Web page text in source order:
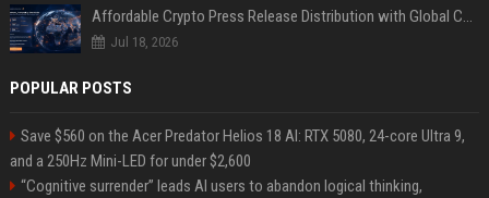
Affordable Crypto Press Release Distribution with Global Coverage
Jul 18, 2026
POPULAR POSTS
Save $560 on the Acer Predator Helios 18 AI: RTX 5080, 24-core Ultra 9,
and a 250Hz Mini-LED for under $2,600
“Cognitive surrender” leads AI users to abandon logical thinking,